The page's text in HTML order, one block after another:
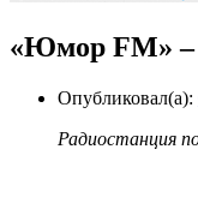
«Юмор FM» –
Опубликовал(а):
Радиостанция